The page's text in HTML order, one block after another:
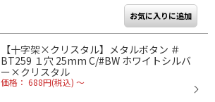
【十字架×クリスタル】メタルボタン ＃
BT259 １穴 25mm C/#BW ホワイトシルバ
ー×クリスタル
価格： 688円(税込) ～